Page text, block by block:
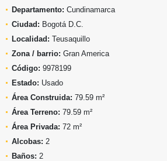
Departamento: Cundinamarca
Ciudad: Bogotá D.C.
Localidad: Teusaquillo
Zona / barrio: Gran America
Código: 9978199
Estado: Usado
Área Construida: 79.59 m²
Área Terreno: 79.59 m²
Área Privada: 72 m²
Alcobas: 2
Baños: 2